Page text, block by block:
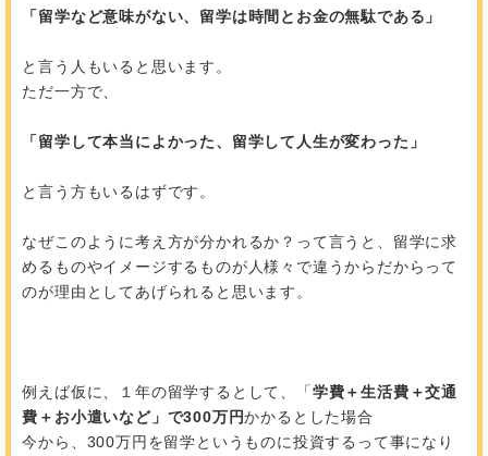
「留学など意味がない、 留学は時間とお金の無駄である」
と言う人もいると思います。
ただ一方で、
「留学して本当によかった、 留学して人生が変わった」
と言う方もいるはずです。
なぜこのように考え方が分かれるか？って言うと、留学に求
めるものやイメージするものが人様々で違うからだからって
のが理由としてあげられると思います。
例えば仮に、１年の留学するとして、「学費＋生活費＋交通
費＋お小遣いなど」で300万円かかるとした場合
今から、300万円を留学というものに投資するって事になり